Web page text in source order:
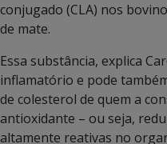
conjugado (CLA) nos
de mate.
Essa substância, explica
inflamatório e pode
de colesterol de quem a
antioxidante – ou seja,
altamente reativas no